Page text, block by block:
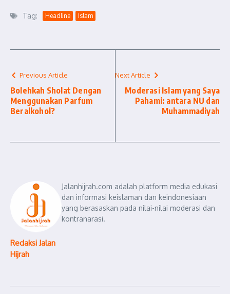
Tag: Headline Islam
Previous Article
Bolehkah Sholat Dengan
Menggunakan Parfum
Beralkohol?
Next Article
Moderasi Islam yang Saya
Pahami: antara NU dan
Muhammadiyah
Redaksi Jalan
Hijrah
Jalanhijrah.com adalah platform media edukasi
dan informasi keislaman dan keindonesiaan
yang berasaskan pada nilai-nilai moderasi dan
kontranarasi.